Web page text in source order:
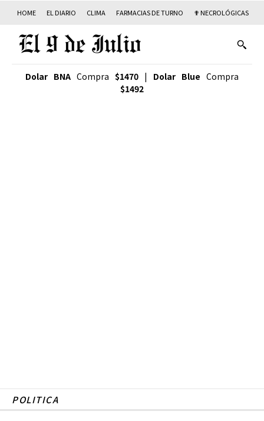
HOME EL DIARIO CLIMA FARMACIAS DE TURNO ✟ NECROLÓGICAS
Dolar BNA Compra $1470 | Dolar Blue Compra
$1492
POLITICA